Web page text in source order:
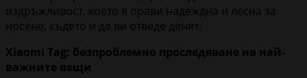
издръжливост, което я прави надеждна и лесна за
носене, където и да ви отведе денят.
Xiaomi Tag: безпроблемно проследяване на най-
важните вещи